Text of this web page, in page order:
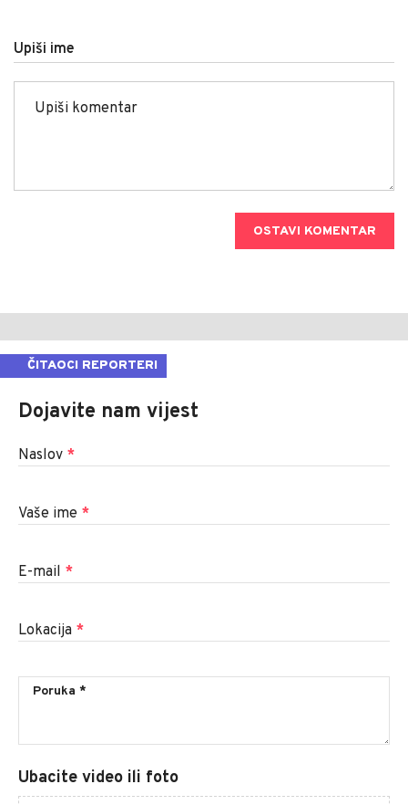
Upiši ime
OSTAVI KOMENTAR
ČITAOCI REPORTERI
Dojavite nam vijest
Naslov *
Vaše ime *
E-mail *
Lokacija *
Ubacite video ili foto